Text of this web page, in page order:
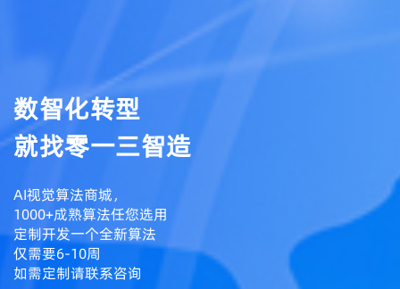
数智化转型
就找零一三智造
AI视觉算法商城，
1000+成熟算法任您选用
定制开发一个全新算法
仅需要6-10周
如需定制请联系咨询